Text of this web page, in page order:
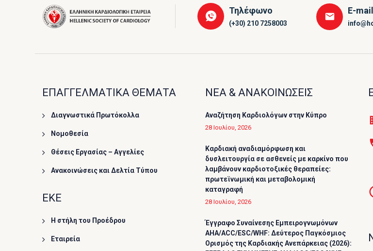
Τηλέφωνο
(+30) 210 7258003
E-mail
ΕΠΑΓΓΕΛΜΑΤΙΚΑ ΘΕΜΑΤΑ
Διαγνωστικά Πρωτόκολλα
Νομοθεσία
Θέσεις Εργασίας – Αγγελίες
Ανακοινώσεις και Δελτία Τύπου
ΕΚΕ
Η στήλη του Προέδρου
Εταιρεία
ΝΕΑ & ΑΝΑΚΟΙΝΩΣΕΙΣ
Αναζήτηση Καρδιολόγων στην Κύπρο
28 Ιουλίου, 2026
Καρδιακή αναδιαμόρφωση και
δυσλειτουργία σε ασθενείς με καρκίνο που
λαμβάνουν καρδιοτοξικές θεραπείες:
πρωτεϊνωμική και μεταβολομική
καταγραφή
28 Ιουλίου, 2026
Έγγραφο Συναίνεσης Εμπειρογνωμόνων
AHA/ACC/ESC/WHF: Δεύτερος Παγκόσμιος
Ορισμός της Καρδιακής Ανεπάρκειας (2026):